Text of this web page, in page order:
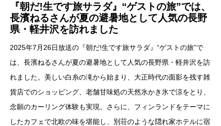
『朝だ!生です旅サラダ』“ゲストの旅”では、
長濱ねるさんが夏の避暑地として人気の長野
県・軽井沢を訪れました
2025年7月26日放送の『朝だ!生です旅サラダ』“ゲストの旅”で
は、長濱ねるさんが夏の避暑地として人気の長野県・軽井沢を訪
れました。美しい白糸の滝から始まり、大正時代の面影を残す雑
貨店でのショッピング、老舗甘味処の天然氷かき氷で涼をとり、
念願のカーリング体験も実現。さらに、フィンランドをテーマに
したカフェで北欧の味を堪能し、別荘のような隠れ家ホテルに宿